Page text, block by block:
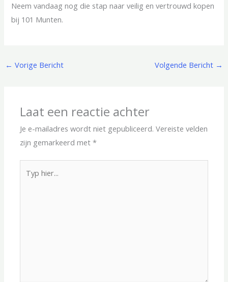
Neem vandaag nog die stap naar veilig en vertrouwd kopen
bij 101 Munten.
← Vorige Bericht Volgende Bericht →
Laat een reactie achter
Je e-mailadres wordt niet gepubliceerd. Vereiste velden
zijn gemarkeerd met*
hier...